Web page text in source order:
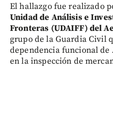
El hallazgo fue realizado
Unidad de Análisis e
Fronteras (UDAIFF) del
grupo de la Guardia Civil
dependencia funcional
en la inspección de